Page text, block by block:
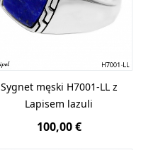
Sygnet męski H7001-LL z
Lapisem lazuli
100,00 €